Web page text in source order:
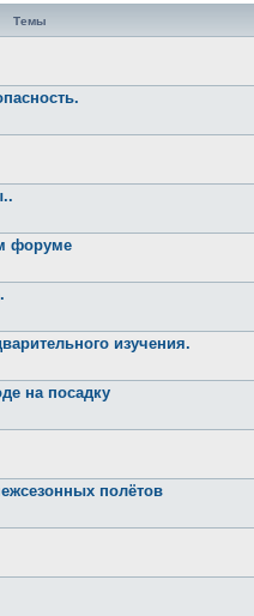
Темы
форуме
изучения.
на посадку
полётов